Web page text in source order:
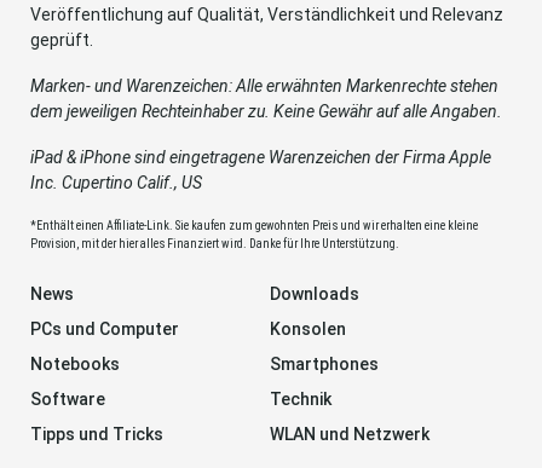
Veröffentlichung auf Qualität, Verständlichkeit und Relevanz
geprüft.
Marken- und Warenzeichen: Alle erwähnten Markenrechte stehen
dem jeweiligen Rechteinhaber zu. Keine Gewähr auf alle Angaben.
iPad & iPhone sind eingetragene Warenzeichen der Firma Apple
Inc. Cupertino Calif., US
*Enthält einen Affiliate-Link. Sie kaufen zum gewohnten Preis und wir erhalten eine kleine
Provision, mit der hier alles Finanziert wird. Danke für Ihre Unterstützung.
News
Downloads
PCs und Computer
Konsolen
Notebooks
Smartphones
Software
Technik
Tipps und Tricks
WLAN und Netzwerk